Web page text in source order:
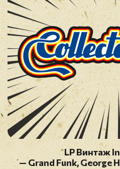
Оставить
Перед публикацией
LP Винтаж
— Grand Funk, George